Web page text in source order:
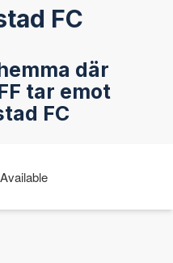
FC
där
tar emot
FC